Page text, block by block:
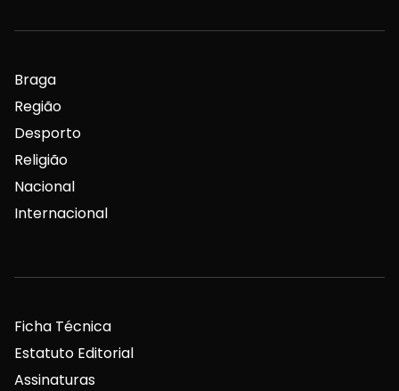
Braga
Região
Desporto
Religião
Nacional
Internacional
Ficha Técnica
Estatuto Editorial
Assinaturas